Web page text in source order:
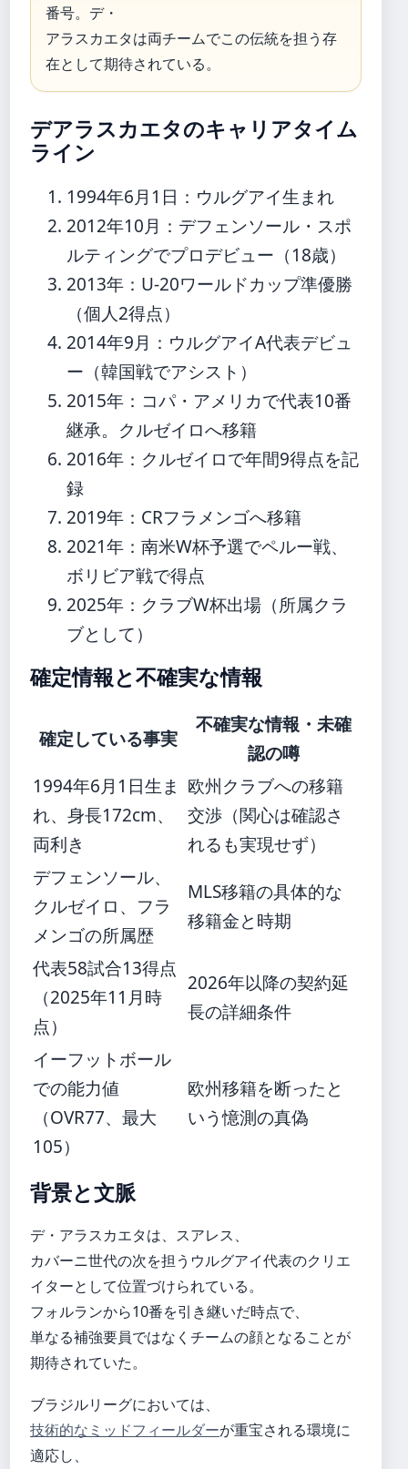
番号。デ・
アラスカエタは両チームでこの伝統を担う存
在として期待されている。
デアラスカエタのキャリアタイム
ライン
1994年6月1日 ：ウルグアイ生まれ
2012年10月 ：デフェンソール・スポ
ルティングでプロデビュー（18歳）
2013年 ：U-20ワールドカップ準優勝
（個人2得点）
2014年9月 ：ウルグアイA代表デビュ
ー（韓国戦でアシスト）
2015年 ：コパ・アメリカで代表10番
継承。クルゼイロへ移籍
2016年 ：クルゼイロで年間9得点を記
録
2019年 ：CRフラメンゴへ移籍
2021年 ：南米W杯予選でペルー戦、
ボリビア戦で得点
2025年 ：クラブW杯出場（所属クラ
ブとして）
確定情報と不確実な情報
確定している事実
不確実な情報・未確
認の噂
1994年6月1日生ま
れ、身長172cm、
両利き
欧州クラブへの移籍
交渉（関心は確認さ
れるも実現せず）
デフェンソール、
クルゼイロ、フラ
メンゴの所属歴
MLS移籍の具体的な
移籍金と時期
代表58試合13得点
（2025年11月時
点）
2026年以降の契約延
長の詳細条件
イーフットボール
での能力値
（OVR77、最大
105）
欧州移籍を断ったと
いう憶測の真偽
背景と文脈
デ・アラスカエタは、スアレス、
カバーニ世代の次を担うウルグアイ代表のクリエ
イターとして位置づけられている。
フォルランから10番を引き継いだ時点で、
単なる補強要員ではなくチームの顔となることが
期待されていた。
ブラジルリーグにおいては、
技術的なミッドフィールダーが重宝される環境に
適応し、